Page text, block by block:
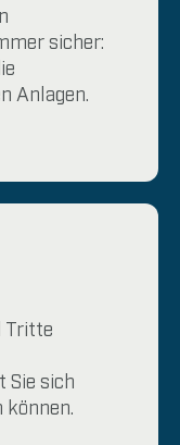
sicher:
Anlagen.
Tritte
Sie sich